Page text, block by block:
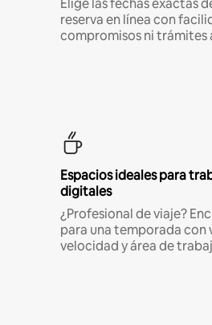
Elige las fechas exactas
reserva en línea con
compromisos ni trámites
Espacios ideales para
digitales
¿Profesional de viaje?
para una temporada con
velocidad y área de